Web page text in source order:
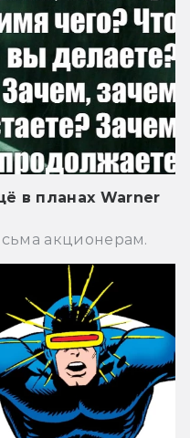
в планах Warner
акционерам.